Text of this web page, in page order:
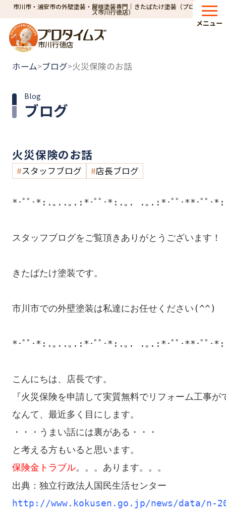
市川市・浦安市の外壁塗装・屋根塗装専門｜きたばたけ塗装（プロタイム
ズ市川行徳店）
市川行徳店
メニュー
ホーム>ブログ>火災保険のお話
ブログ
Blog
火災保険のお話
スタッフブログ 店長ブログ
*･ﾟﾟ･*:.｡..｡.:*･ﾟﾟ･*:.｡. .｡.:*･ﾟﾟ･**･ﾟﾟ･
スタッフブログをご覧頂きありがとうございます！
きたばたけ塗装です。
市川市での外壁塗装は私達にお任せください(^^)
*･ﾟﾟ･*:.｡..｡.:*･ﾟﾟ･*:.｡. .｡.:*･ﾟﾟ･**･ﾟﾟ･
こんにちは、店長
『火災保険を申請して実質無料でリフォーム工事が
なんて、最近多く目にします。
・・・うまい話には裏がある・・・
保険金トラブル。。。あります。。。